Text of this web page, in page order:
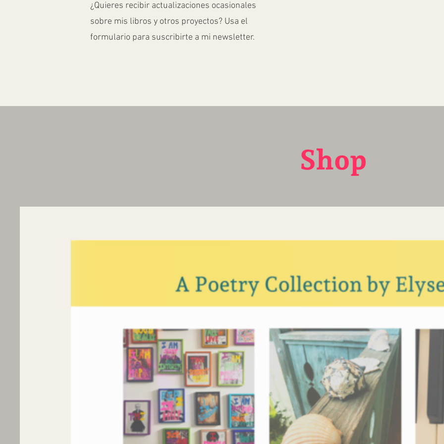
¿Quieres recibir actualizaciones ocasionales
sobre mis libros y otros proyectos? Usa el
formulario para suscribirte a mi newsletter.
Shop